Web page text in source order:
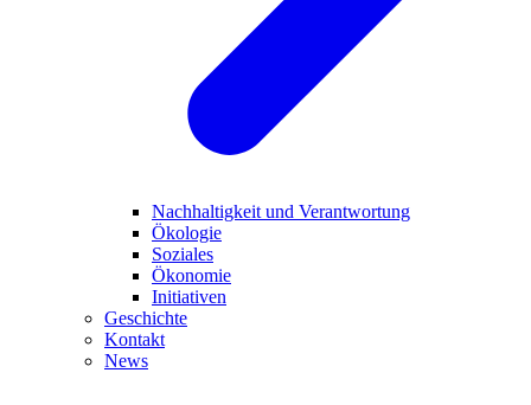
Nachhaltigkeit und Verantwortung
Ökologie
Soziales
Ökonomie
Initiativen
Geschichte
Kontakt
News